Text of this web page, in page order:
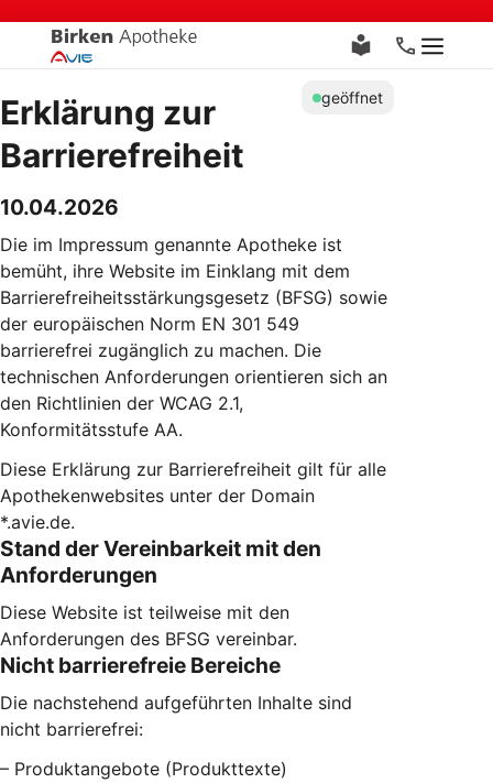
springen
Menü
geöffnet
Erklärung zur
Barrierefreiheit
10.04.2026
Die im Impressum genannte Apotheke ist
bemüht, ihre Website im Einklang mit dem
Barrierefreiheitsstärkungsgesetz (BFSG) sowie
der europäischen Norm EN 301 549
barrierefrei zugänglich zu machen. Die
technischen Anforderungen orientieren sich an
den Richtlinien der WCAG 2.1,
Konformitätsstufe AA.
Diese Erklärung zur Barrierefreiheit gilt für alle
Apothekenwebsites unter der Domain
*.avie.de.
Stand der Vereinbarkeit mit den
Anforderungen
Diese Website ist teilweise mit den
Anforderungen des BFSG vereinbar.
Nicht barrierefreie Bereiche
Die nachstehend aufgeführten Inhalte sind
nicht barrierefrei:
– Produktangebote (Produkttexte)